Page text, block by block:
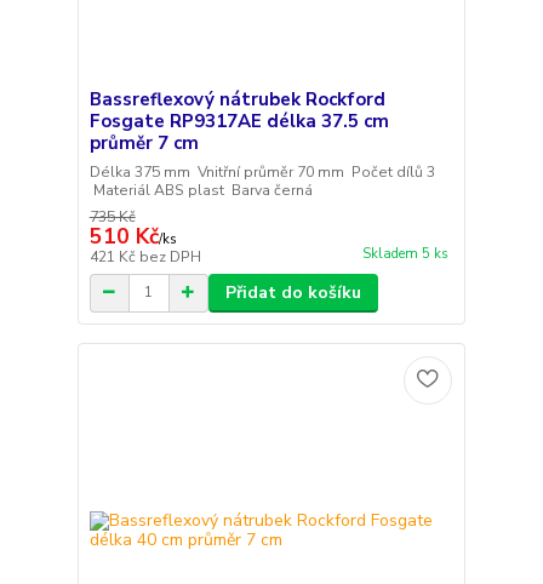
Bassreflexový nátrubek Rockford
Fosgate RP9317AE délka 37.5 cm
průměr 7 cm
Délka 375 mm Vnitřní průměr 70 mm Počet dílů 3
Materiál ABS plast Barva černá
735 Kč
510 Kč/ks
421 Kč bez DPH Skladem 5 ks
Přidat do košíku